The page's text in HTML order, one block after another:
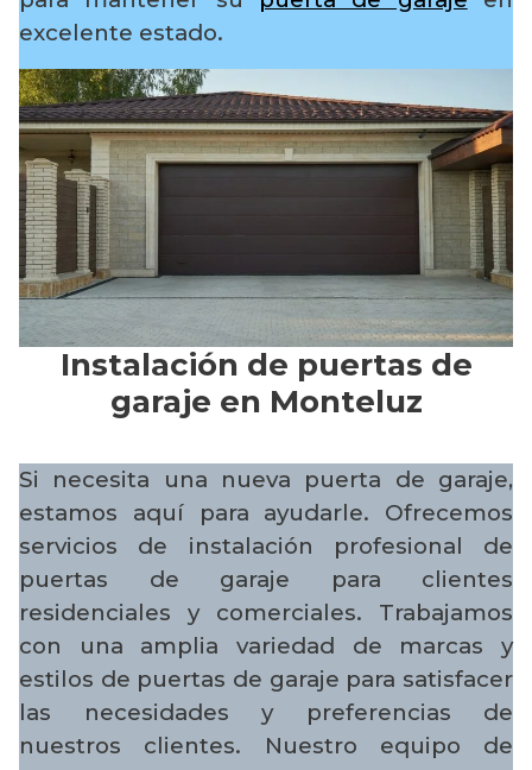
excelente estado.
Instalación de puertas de
garaje en Monteluz
Si necesita una nueva puerta de garaje,
estamos aquí para ayudarle. Ofrecemos
servicios de instalación profesional de
puertas de garaje para clientes
residenciales y comerciales. Trabajamos
con una amplia variedad de marcas y
estilos de puertas de garaje para satisfacer
las necesidades y preferencias de
nuestros clientes. Nuestro equipo de